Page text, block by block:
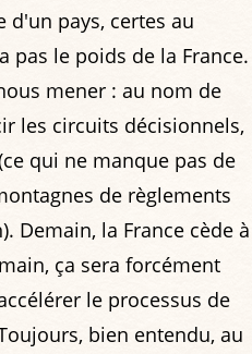
d'un pays, certes au
pas le poids de la France.
mener : au nom de
les circuits décisionnels,
qui ne manque pas de
de règlements
Demain, la France cède à
ça sera forcément
le processus de
bien entendu, au